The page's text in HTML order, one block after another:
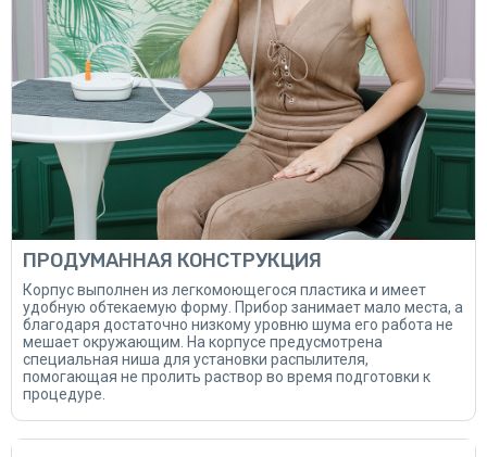
ПРОДУМАННАЯ КОНСТРУКЦИЯ
Корпус выполнен из легкомоющегося пластика и имеет
удобную обтекаемую форму. Прибор занимает мало места, а
благодаря достаточно низкому уровню шума его работа не
мешает окружающим. На корпусе предусмотрена
специальная ниша для установки распылителя,
помогающая не пролить раствор во время подготовки к
процедуре.